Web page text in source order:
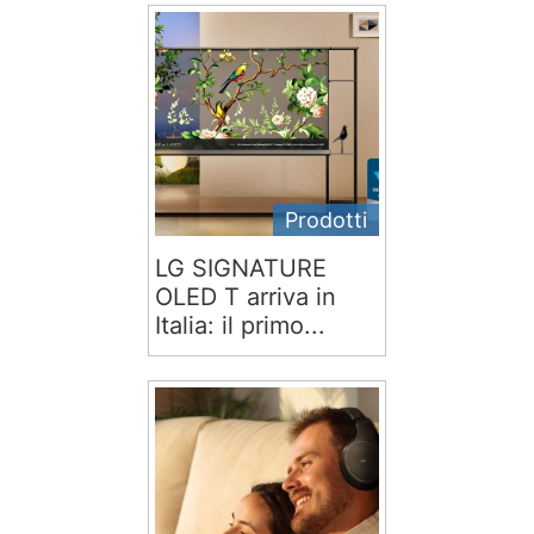
Prodotti
LG SIGNATURE
OLED T arriva in
Italia: il primo...